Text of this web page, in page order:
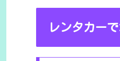
レンタカー